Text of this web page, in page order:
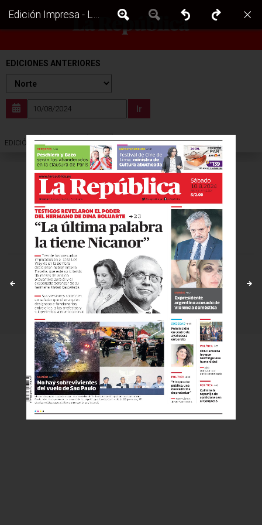
EDICIONES ANTERIORES
Ir
EDICIÓN : Sur Norte Lima
Edición Impresa - La Republica | Norte - Sabado 10 de Agosto del 2024
VISITA LAS EDICIONES IMPRESAS DE:
©Todos los derechos reservados -2026
Políticas y estandares Contáctenos